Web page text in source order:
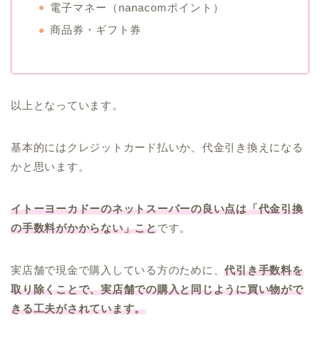
電子マネー（nanacomポイント）
商品券・ギフト券
以上となっています。
基本的にはクレジットカード払いか、代金引き換えになる
かと思います。
イトーヨーカドーのネットスーパーの良い点は「代金引換
の手数料がかからない」ことです。
実店舗で現金で購入している方のために、代引き手数料を
取り除くことで、実店舗での購入と同じように買い物がで
きる工夫がされています。